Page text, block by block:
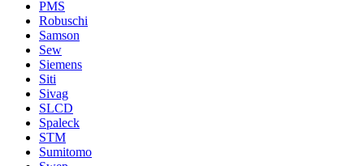
PMS
Robuschi
Samson
Sew
Siemens
Siti
Sivag
SLCD
Spaleck
STM
Sumitomo